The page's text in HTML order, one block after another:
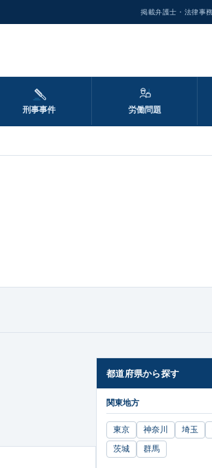
掲載弁護士・法律事
刑事事件 労働問題
都道府県から探す
関東地方
東京 神奈川 埼玉
茨城
群馬